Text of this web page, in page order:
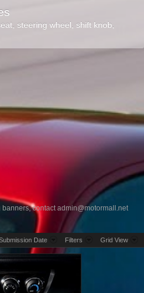
steering wheel, shift knob,
banners, contactadmin@motormall.net
Date Filters Grid View